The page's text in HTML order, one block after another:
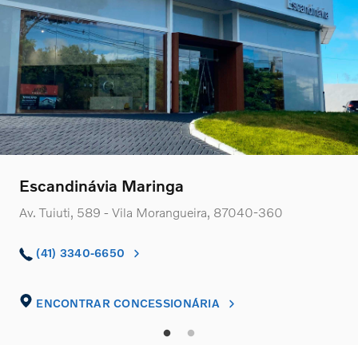
Escandinávia Maringa
Av. Tuiuti, 589 - Vila Morangueira, 87040-360
(41) 3340-6650
ENCONTRAR CONCESSIONÁRIA